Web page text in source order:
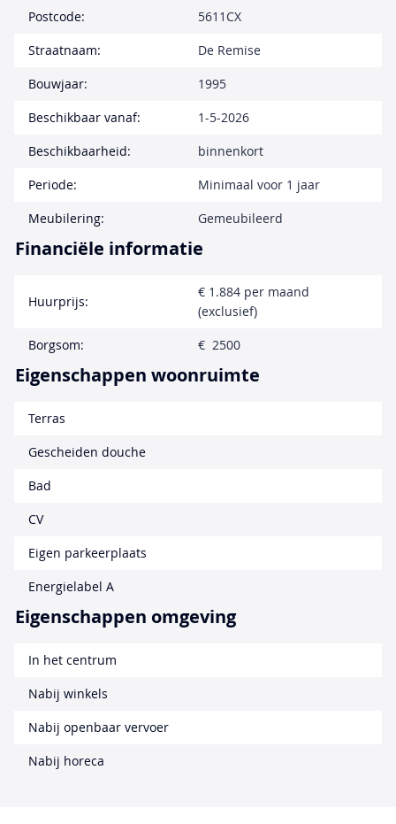
Postcode:
5611CX
Straatnaam:
De Remise
Bouwjaar:
1995
Beschikbaar vanaf:
1-5-2026
Beschikbaarheid:
binnenkort
Periode:
Minimaal voor 1 jaar
Meubilering:
Gemeubileerd
Financiële informatie
Huurprijs:
€ 1.884 per maand
(exclusief)
Borgsom:
€ 2500
Eigenschappen woonruimte
Terras
Gescheiden douche
Bad
CV
Eigen parkeerplaats
Energielabel A
Eigenschappen omgeving
In het centrum
Nabij winkels
Nabij openbaar vervoer
Nabij horeca